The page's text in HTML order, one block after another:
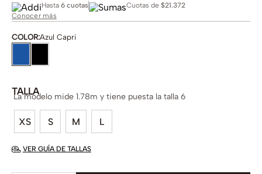
Hasta 6 cuotas Cuotas de $21.372
Conocer más
COLOR:Azul Capri
TALLA
XS S M L
La modelo mide 1.78m y tiene puesta la talla 6
VER GUÍA DE TALLAS